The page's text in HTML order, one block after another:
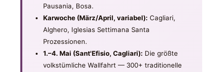
Pausania, Bosa.
Karwoche (März/April, variabel): Cagliari,
Alghero, Iglesias Settimana Santa
Prozessionen.
1.–4. Mai (Sant'Efisio, Cagliari): Die größte
volkstümliche Wallfahrt — 300+ traditionelle